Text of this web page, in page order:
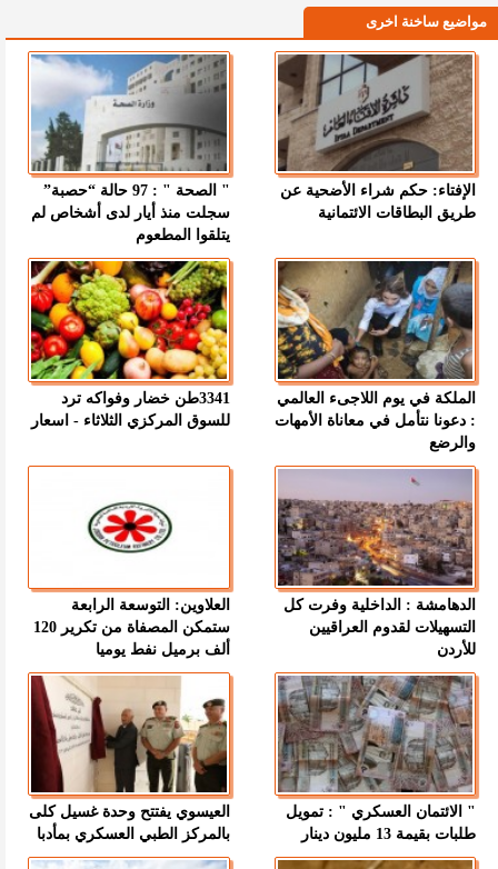
مواضيع ساخنة اخرى
الإفتاء: حكم شراء الأضحية عن
طريق البطاقات الائتمانية
" الصحة " : 97 حالة “حصبة”
سجلت منذ أيار لدى أشخاص لم
يتلقوا المطعوم
الملكة في يوم اللاجىء العالمي
: دعونا نتأمل في معاناة الأمهات
والرضع
3341طن خضار وفواكه ترد
للسوق المركزي الثلاثاء - اسعار
الدهامشة : الداخلية وفرت كل
التسهيلات لقدوم العراقيين
للأردن
العلاوين: التوسعة الرابعة
ستمكن المصفاة من تكرير 120
ألف برميل نفط يوميا
" الائتمان العسكري " : تمويل
طلبات بقيمة 13 مليون دينار
العيسوي يفتتح وحدة غسيل كلى
بالمركز الطبي العسكري بمأدبا